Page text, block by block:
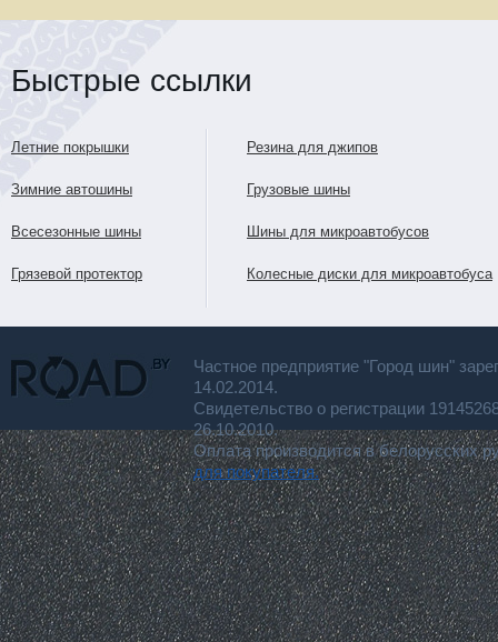
Быстрые ссылки
Летние покрышки
Зимние автошины
Всесезонные шины
Грязевой протектор
Резина для джипов
Грузовые шины
Шины для микроавтобусов
Колесные диски для микроавтобуса
Частное предприятие "Город шин"
14.02.2014.
Свидетельство о регистрации
26.10.2010.
Оплата производится в белорусских
для покупателя.